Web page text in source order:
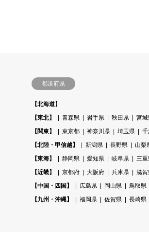
都道府県
【北海道】
【東北】
青森県 岩手県 秋田県 宮城
【関東】
東京都 神奈川県 埼玉県 千
【北陸・甲信越】
新潟県 長野県 山梨
【東海】
静岡県 愛知県 岐阜県
三重
【近畿】
京都府 大阪府 兵庫県 滋賀
【中国・四国】
広島県 岡山県 鳥取県
【九州・沖縄】
福岡県 佐賀県 長崎県